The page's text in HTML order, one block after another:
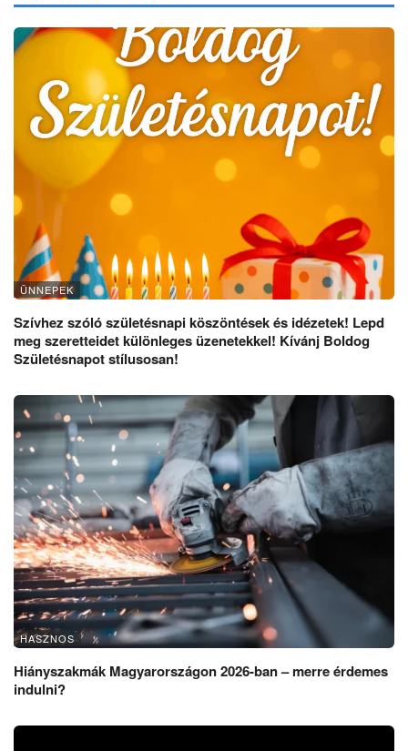
ÜNNEPEK
Szívhez szóló születésnapi köszöntések és idézetek! Lepd
meg szeretteidet különleges üzenetekkel! Kívánj Boldog
Születésnapot stílusosan!
HASZNOS
Hiányszakmák Magyarországon 2026-ban – merre érdemes
indulni?